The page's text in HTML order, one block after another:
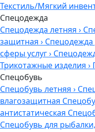
Текстиль/Мягкий
Спецодежда
Спецодежда летняя ›
защитная ›
сферы услуг›
Трикотажные изделия ›
Спецобувь
Спецобувь летняя ›
влагозащитная
антистатическая
Спецобувь для